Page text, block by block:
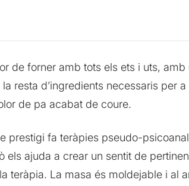
de forner amb tots els ets i uts,
resta d’ingredients necessaris per a
de pa acabat de coure.
prestigi fa teràpies pseudo-
ajuda a crear un sentit de
teràpia. La masa és moldejable i al